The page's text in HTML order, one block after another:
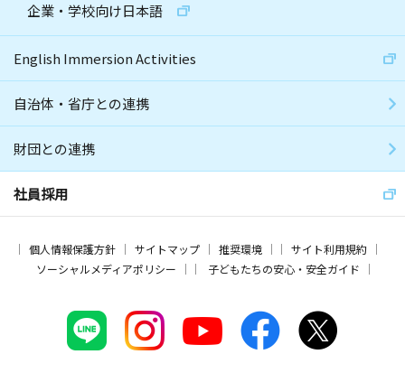
企業・学校向け日本語
English Immersion Activities
自治体・省庁との連携
財団との連携
社員採用
個人情報保護方針 サイトマップ 推奨環境
サイト利用規約
ソーシャルメディアポリシー
子どもたちの安心・安全ガイド